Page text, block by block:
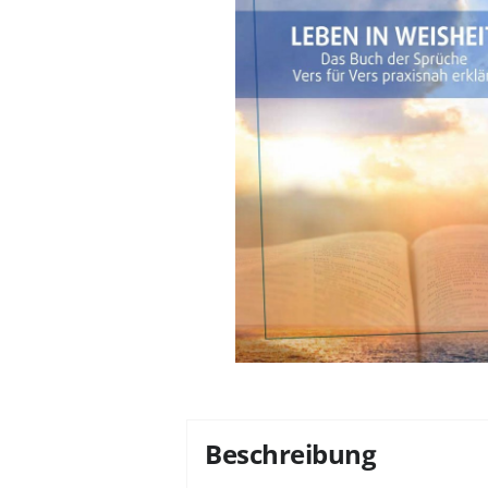
Beschreibung